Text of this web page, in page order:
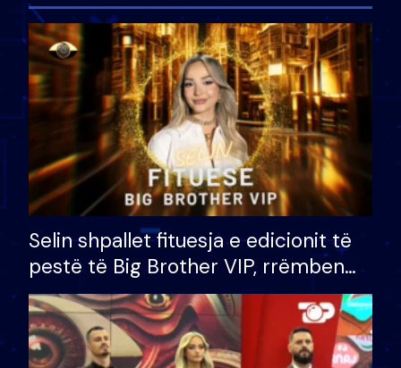
Selin shpallet fituesja e edicionit të
pestë të Big Brother VIP, rrëmben
çmimin e madh prej 100 mijë eurosh